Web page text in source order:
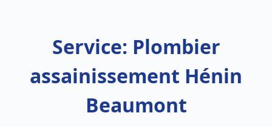
Service: Plombier
assainissement Hénin
Beaumont